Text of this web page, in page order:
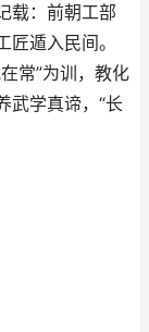
载：前朝工部
遁入民间。
常”为训，教化
武学真谛，“长